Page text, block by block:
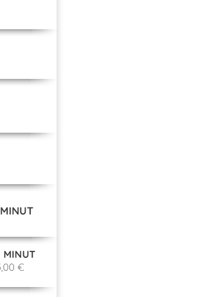
MINUT
€